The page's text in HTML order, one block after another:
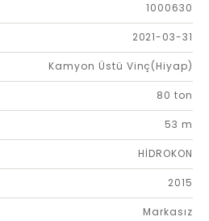
1000630
2021-03-31
Kamyon Üstü Vinç(Hiyap)
80 ton
53 m
HİDROKON
2015
Markasız